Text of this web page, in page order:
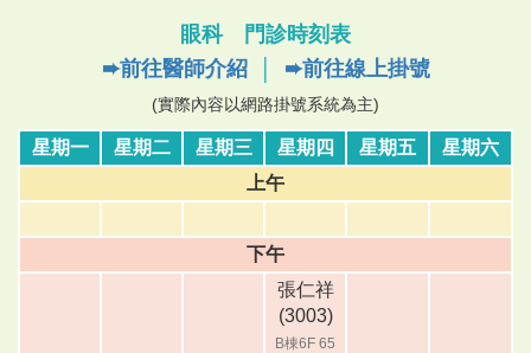
眼科 門診時刻表
➨前往醫師介紹│ ➨前往線上掛號
(實際內容以網路掛號系統為主)
星期一 星期二 星期三 星期四 星期五
星期六
上午
下午
張仁祥
(3003)
B棟6F 65